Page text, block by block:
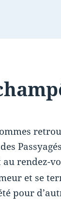
au rendez-
et se
pour